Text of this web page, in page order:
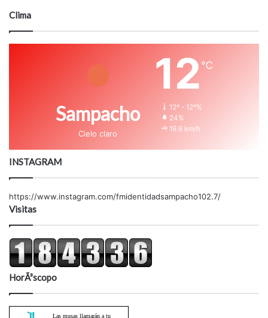
Clima
Sampacho
Cielo claro
12 ℃
12º - 12º%
24%
19.6 km/h
INSTAGRAM
https://www.instagram.com/fmidentidadsampacho102.7/
Visitas
HorÃ³scopo